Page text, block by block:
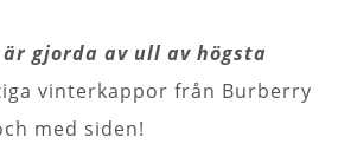
gjorda av ull av högsta
vinterkappor från Burberry
med siden!